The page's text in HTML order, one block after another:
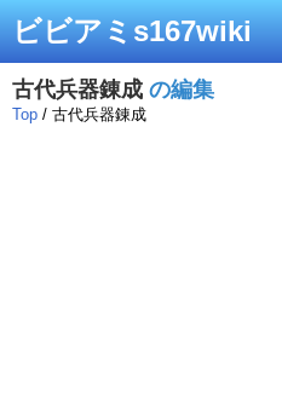
ビビアミs167wiki
古代兵器錬成 の編集
Top / 古代兵器錬成